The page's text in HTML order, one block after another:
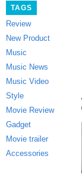
TAGS
Review
New Product
Music
Music News
Music Video
Style
Movie Review
Gadget
Movie trailer
Accessories